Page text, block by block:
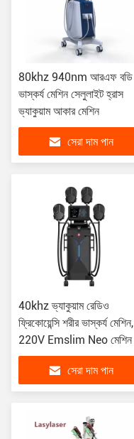
80khz 940nm আরএফ বডি
ভাস্কর্য মেশিন সেলুলাইট হ্রাস
ভ্যাকুয়াম আকার মেশিন
সেরা দাম পান
40khz ভ্যাকুয়াম রেডিও
ফ্রিকোয়েন্সি শরীর ভাস্কর্য মেশিন,
220V Emslim Neo মেশিন
সেরা দাম পান